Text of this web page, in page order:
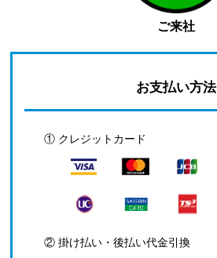
ご来社
お支払い方法
① クレジットカード
② 掛け払い・後払い代金引換